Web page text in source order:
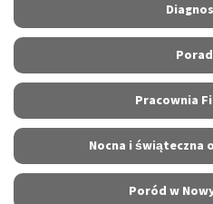
Pracownia
Nocna i świąteczna
Poród w